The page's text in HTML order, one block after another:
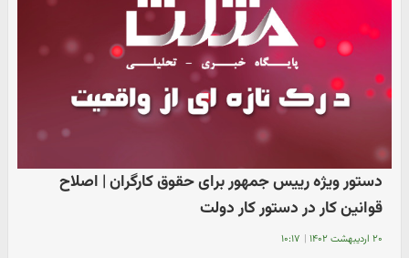
دستور ویژه رییس جمهور برای حقوق کارگران | اصلاح
قوانین کار در دستور کار دولت
۲۰ اردیبهشت ۱۴۰۲ | ۱۰:۱۷